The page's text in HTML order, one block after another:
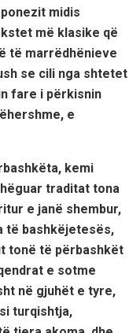
midis
më klasike që
të marrëdhënieve
se cili nga shtetet
fare i përkisnin
e
kemi
traditat tona
e janë shembur,
të bashkëjetesës,
tonë të përbashkët
e sotme
në gjuhët e tyre,
turqishtja,